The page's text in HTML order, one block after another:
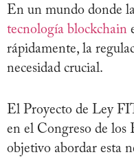
En un mundo donde
tecnología blockchain
rápidamente, la
necesidad crucial.
El Proyecto de Ley
en el Congreso de los
objetivo abordar esta